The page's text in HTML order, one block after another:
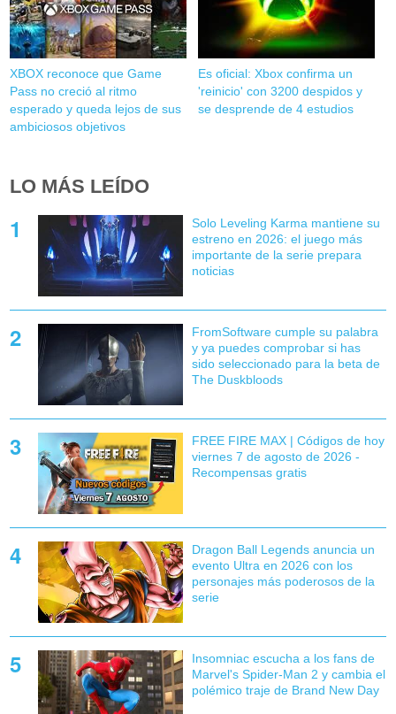
XBOX reconoce que Game
Pass no creció al ritmo
esperado y queda lejos de sus
ambiciosos objetivos
Es oficial: Xbox confirma un
'reinicio' con 3200 despidos y
se desprende de 4 estudios
LO MÁS LEÍDO
Solo Leveling Karma mantiene su
estreno en 2026: el juego más
importante de la serie prepara
noticias
FromSoftware cumple su palabra
y ya puedes comprobar si has
sido seleccionado para la beta de
The Duskbloods
FREE FIRE MAX | Códigos de hoy
viernes 7 de agosto de 2026 -
Recompensas gratis
Dragon Ball Legends anuncia un
evento Ultra en 2026 con los
personajes más poderosos de la
serie
Insomniac escucha a los fans de
Marvel's Spider-Man 2 y cambia el
polémico traje de Brand New Day